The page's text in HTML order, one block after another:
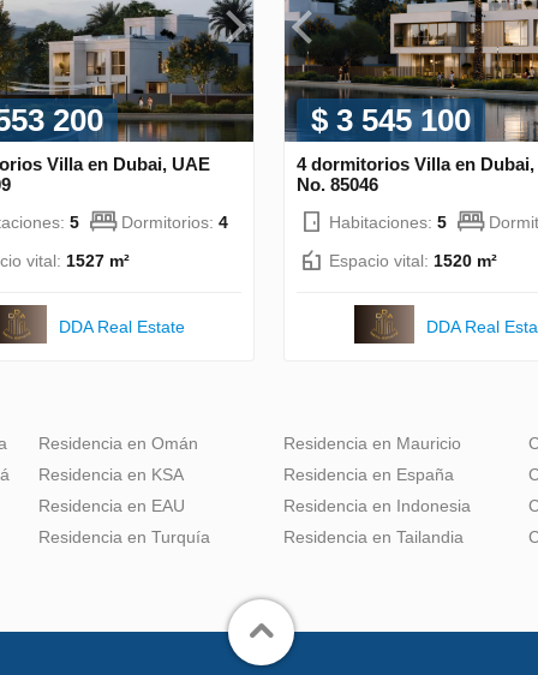
200
Villa en Dubai, UAE
5 Dormitorios: 4
vital: 1527 m²
DDA Real Estate
$ 3 545 100
4 dormitorios Villa en Dubai,
No. 85046
Habitaciones: 5
Espacio vital: 1520 m²
DDA Real
Residencia en Omán
Residencia en KSA
Residencia en EAU
Residencia en Turquía
Residencia en Mauricio
Residencia en España
Residencia en Indonesia
Residencia en Tailandia